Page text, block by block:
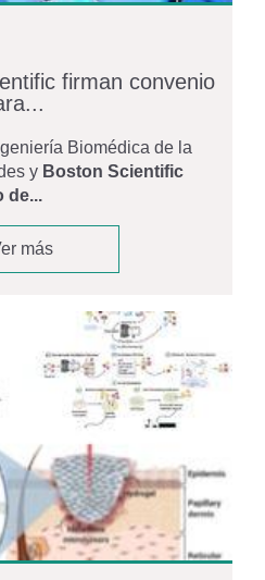
firman convenio
Biomédica de la
y Boston Scientific
de...
más